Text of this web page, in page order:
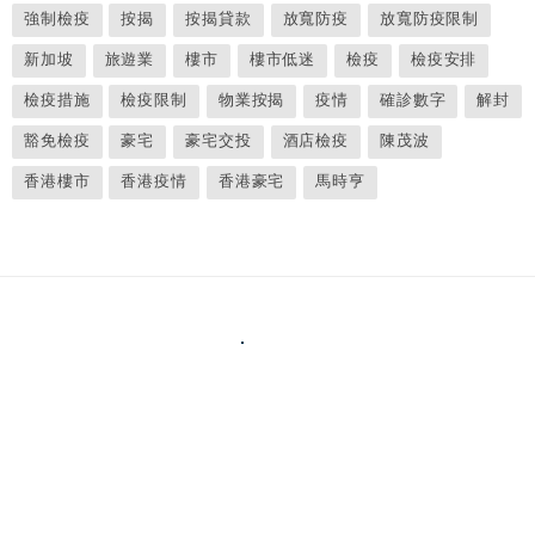
強制檢疫 按揭 按揭貸款 放寬防疫 放寬防疫限制
新加坡 旅遊業 樓市 樓市低迷 檢疫 檢疫安排
檢疫措施 檢疫限制 物業按揭 疫情 確診數字 解封
豁免檢疫 豪宅 豪宅交投 酒店檢疫 陳茂波
香港樓市 香港疫情 香港豪宅 馬時亨